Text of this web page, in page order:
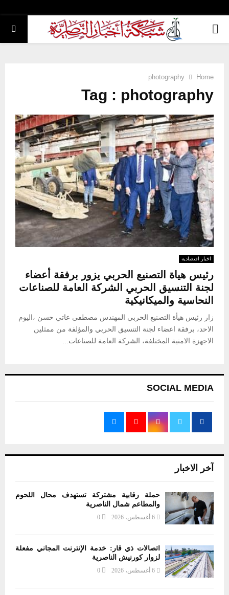
PRIMARY
Home
photography
Tag : photography
اخبار اقتصادية
رئيس هياة التصنيع الحربي يزور برفقة أعضاء
لجنة التنسيق الحربي الشركة العامة للصناعات
النحاسية والميكانيكية
زار رئيس هيأة التصنيع الحربي المهندس مصطفى عاتي حسن ،اليوم
الاحد، برفقة اعضاء لجنة التنسيق الحربي والمؤلفة من ممثلين
الاجهزة الامنية المختلفة، الشركة العامة للصناعات...
SOCIAL MEDIA
آخر الاخبار
حملة رقابية مشتركة تستهدف محال اللحوم
والمطاعم شمال الناصرية
6 أغسطس، 2026 0
اتصالات ذي قار: خدمة الإنترنت المجاني مفعلة
لزوار كورنيش الناصرية
6 أغسطس، 2026 0